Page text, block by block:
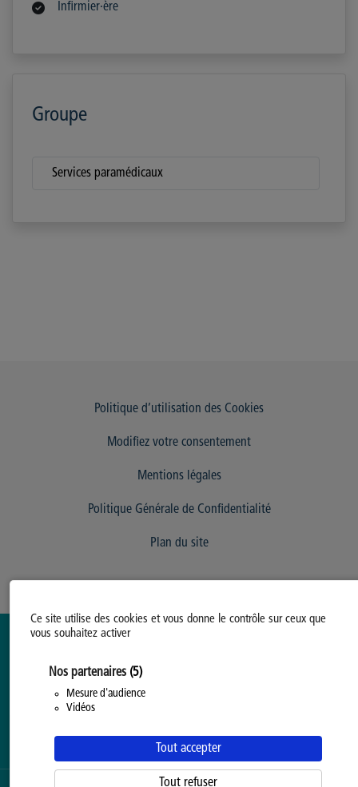
Ce site utilise des cookies et vous donne le contrôle sur ceux que
vous souhaitez activer
Nos partenaires (5)
Mesure d'audience
Vidéos
Tout accepter
Tout refuser
Infirmier·ère
Groupe
Services paramédicaux
Politique d’utilisation des Cookies
Modifiez votre consentement
Mentions légales
Politique Générale de Confidentialité
Plan du site